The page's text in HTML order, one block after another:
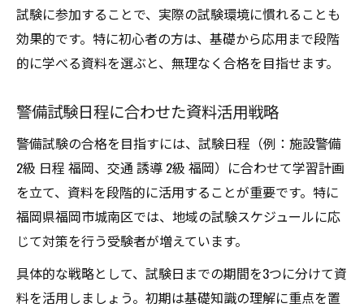
試験に参加することで、実際の試験環境に慣れることも
効果的です。特に初心者の方は、基礎から応用まで段階
的に学べる資料を選ぶと、無理なく合格を目指せます。
警備試験日程に合わせた資料活用戦略
警備試験の合格を目指すには、試験日程（例：施設警備
2級 日程 福岡、交通 誘導 2級 福岡）に合わせて学習計画
を立て、資料を段階的に活用することが重要です。特に
福岡県福岡市城南区では、地域の試験スケジュールに応
じて対策を行う受験者が増えています。
具体的な戦略として、試験日までの期間を3つに分けて資
料を活用しましょう。初期は基礎知識の理解に重点を置